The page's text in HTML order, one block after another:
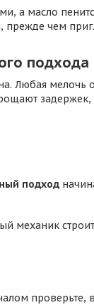
а масло
прежде чем
подхода
Любая
задержек,
подход
механик